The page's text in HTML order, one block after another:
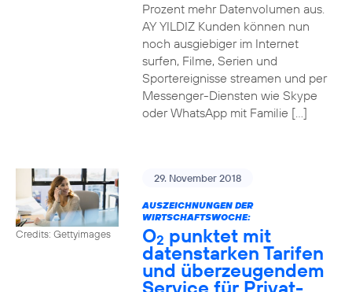
Prozent mehr Datenvolumen aus.
AY YILDIZ Kunden können nun
noch ausgiebiger im Internet
surfen, Filme, Serien und
Sportereignisse streamen und per
Messenger-Diensten wie Skype
oder WhatsApp mit Familie […]
Credits: Gettyimages
29. November 2018
AUSZEICHNUNGEN DER
WIRTSCHAFTSWOCHE:
O2 punktet mit
datenstarken Tarifen
und überzeugendem
Service für Privat-